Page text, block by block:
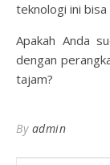
teknologi ini bisa
Apakah Anda
dengan
tajam?
By admin